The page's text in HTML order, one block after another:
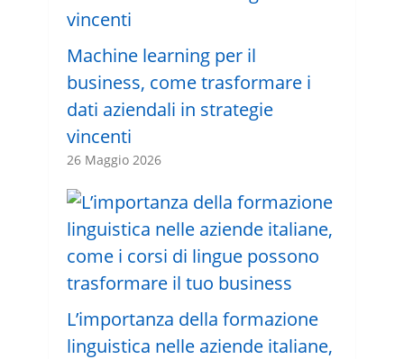
Machine learning per il
business, come trasformare i
dati aziendali in strategie
vincenti
26 Maggio 2026
L’importanza della formazione
linguistica nelle aziende italiane,